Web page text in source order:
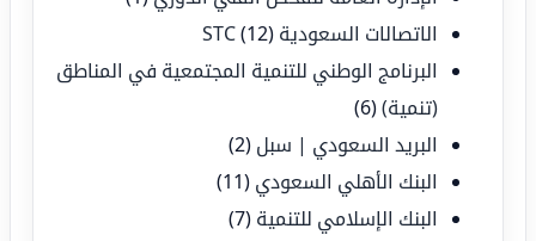
الاتصالات السعودية STC (12)
البرنامج الوطني للتنمية المجتمعية في المناطق
(تنمية)(6)
البريد السعودي | سبل (2)
البنك الأهلي السعودي (11)
البنك الإسلامي للتنمية (7)